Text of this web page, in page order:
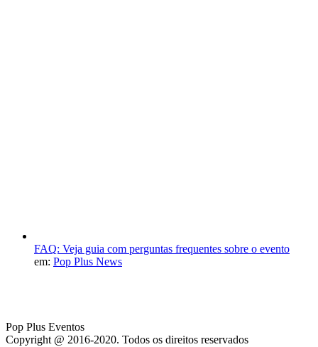
FAQ: Veja guia com perguntas frequentes sobre o evento
em: Pop Plus News
Pop Plus Eventos
Copyright @ 2016-2020. Todos os direitos reservados